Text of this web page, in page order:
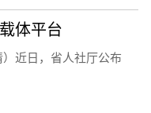
体平台
近日，省人社厅公布